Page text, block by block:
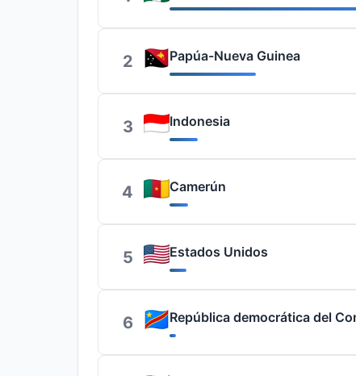
2 Papúa-Nueva Guinea
3 Indonesia
4 Camerún
5 Estados Unidos
6 República democrática del